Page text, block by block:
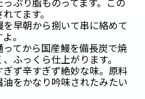
ぷり脂ものってます。この
てます。
早朝から捌いて串に絡めて
。
てから国産鰻を備長炭で焼
ふっくら仕上がります。
ず辛すぎず絶妙な味。原料
をかなり吟味されたみたい